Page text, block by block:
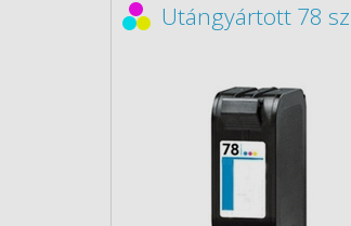
Utángyártott 78